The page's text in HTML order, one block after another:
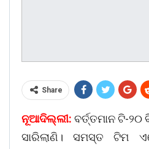
Share
ନୂଆଦିଲ୍ଲୀ: ବର୍ତ୍ତମାନ ଟି-
ସାରିଲାଣି। ସମସ୍ତ ଟିମ